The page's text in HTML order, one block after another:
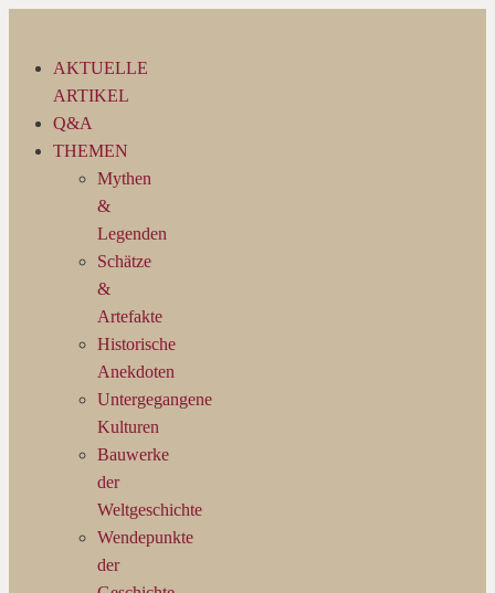
springenAKTUELLE
ARTIKEL
Q&A
THEMEN
Mythen
&
Legenden
Schätze
&
Artefakte
Historische
Anekdoten
Untergegangene
Kulturen
Bauwerke
der
Weltgeschichte
Wendepunkte
der